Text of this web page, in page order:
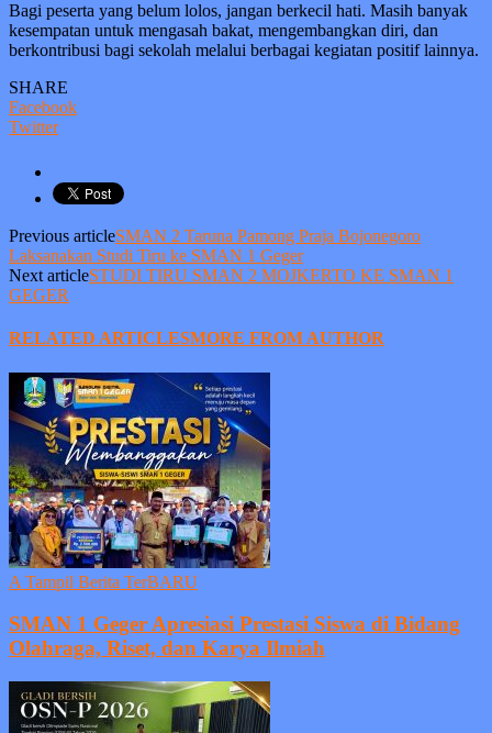
Bagi peserta yang belum lolos, jangan berkecil hati. Masih banyak
kesempatan untuk mengasah bakat, mengembangkan diri, dan
berkontribusi bagi sekolah melalui berbagai kegiatan positif lainnya.
SHARE
Facebook
Twitter
Previous articleSMAN 2 Taruna Pamong Praja Bojonegoro
Laksanakan Studi Tiru ke SMAN 1 Geger
Next articleSTUDI TIRU SMAN 2 MOJKERTO KE SMAN 1
GEGER
RELATED ARTICLESMORE FROM AUTHOR
A Tampil Berita TerBARU
SMAN 1 Geger Apresiasi Prestasi Siswa di Bidang
Olahraga, Riset, dan Karya Ilmiah